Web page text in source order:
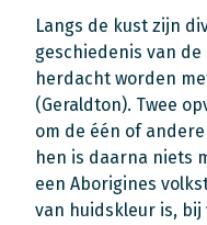
Langs de kust zijn
geschiedenis van
herdacht worden
(Geraldton). Twee
om de één of
hen is daarna niets
een Aborigines
van huidskleur is, bij